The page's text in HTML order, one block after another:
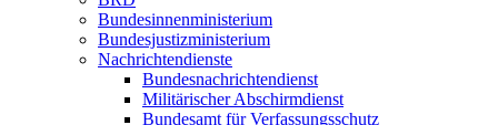
Bundesinnenministerium
Bundesjustizministerium
Nachrichtendienste
Bundesnachrichtendienst
Militärischer Abschirmdienst
Bundesamt für Verfassungsschutz